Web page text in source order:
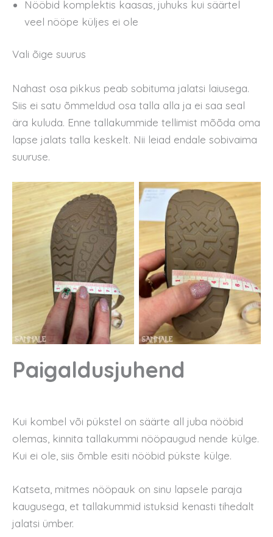
Nööbid komplektis kaasas, juhuks kui säärtel
veel nööpe küljes ei ole
Vali õige suurus
Nahast osa pikkus peab sobituma jalatsi laiusega.
Siis ei satu õmmeldud osa talla alla ja ei saa seal
ära kuluda. Enne tallakummide tellimist mõõda oma
lapse jalats talla keskelt. Nii leiad endale sobivaima
suuruse.
Paigaldusjuhend
Kui kombel või pükstel on säärte all juba nööbid
olemas, kinnita tallakummi nööpaugud nende külge.
Kui ei ole, siis õmble esiti nööbid pükste külge.
Katseta, mitmes nööpauk on sinu lapsele paraja
kaugusega, et tallakummid istuksid kenasti tihedalt
jalatsi ümber.